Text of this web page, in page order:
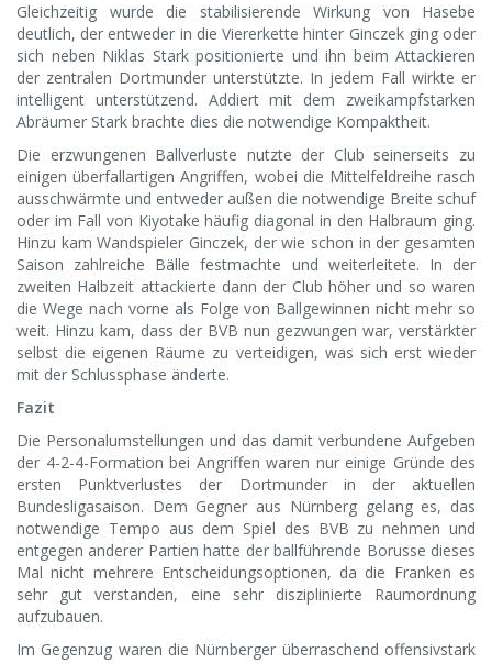
Gleichzeitig wurde die stabilisierende Wirkung von Hasebe
deutlich, der entweder in die Viererkette hinter Ginczek ging oder
sich neben Niklas Stark positionierte und ihn beim Attackieren
der zentralen Dortmunder unterstützte. In jedem Fall wirkte er
intelligent unterstützend. Addiert mit dem zweikampfstarken
Abräumer Stark brachte dies die notwendige Kompaktheit.
Die erzwungenen Ballverluste nutzte der Club seinerseits zu
einigen überfallartigen Angriffen, wobei die Mittelfeldreihe rasch
ausschwärmte und entweder außen die notwendige Breite schuf
oder im Fall von Kiyotake häufig diagonal in den Halbraum ging.
Hinzu kam Wandspieler Ginczek, der wie schon in der gesamten
Saison zahlreiche Bälle festmachte und weiterleitete. In der
zweiten Halbzeit attackierte dann der Club höher und so waren
die Wege nach vorne als Folge von Ballgewinnen nicht mehr so
weit. Hinzu kam, dass der BVB nun gezwungen war, verstärkter
selbst die eigenen Räume zu verteidigen, was sich erst wieder
mit der Schlussphase änderte.
Fazit
Die Personalumstellungen und das damit verbundene Aufgeben
der 4-2-4-Formation bei Angriffen waren nur einige Gründe des
ersten Punktverlustes der Dortmunder in der aktuellen
Bundesligasaison. Dem Gegner aus Nürnberg gelang es, das
notwendige Tempo aus dem Spiel des BVB zu nehmen und
entgegen anderer Partien hatte der ballführende Borusse dieses
Mal nicht mehrere Entscheidungsoptionen, da die Franken es
sehr gut verstanden, eine sehr disziplinierte Raumordnung
aufzubauen.
Im Gegenzug waren die Nürnberger überraschend offensivstark